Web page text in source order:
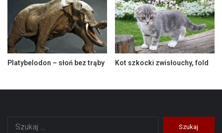
Platybelodon – słoń bez trąby Kot szkocki zwisłouchy, fold